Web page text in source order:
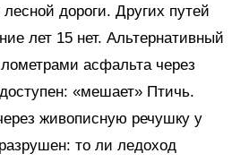
дороги. Других путей
лет 15 нет. Альтернативный
асфальта через
«мешает» Птичь.
живописную речушку у
то ли ледоход